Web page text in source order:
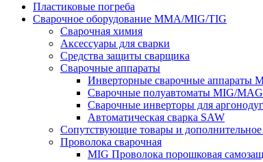
Пластиковые погреба
Сварочное оборудование MMA/MIG/TIG
Сварочная химия
Аксессуары для сварки
Средства защиты сварщика
Сварочные аппараты
Инверторные сварочные аппараты
Сварочные полуавтоматы MIG/MAG
Сварочные инверторы для
Автоматическая сварка SAW
Сопутствующие товары и дополнительное
Проволока сварочная
MIG Проволока порошковая